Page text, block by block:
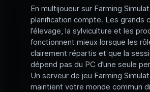
En multijoueur sur Farming
planification compte. Les grands
l’élevage, la sylviculture et les
fonctionnent mieux lorsque les
clairement répartis et que la
dépend pas du PC d’une seule
Un serveur de jeu Farming
maintient votre monde commun